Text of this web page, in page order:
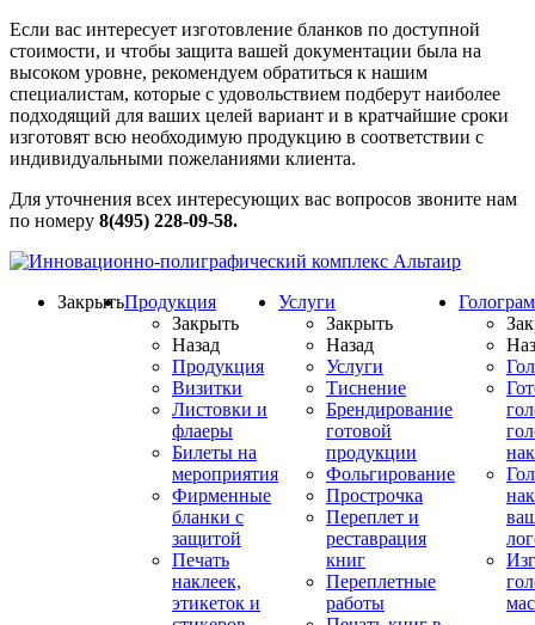
Если вас интересует изготовление бланков по доступной
стоимости, и чтобы защита вашей документации была на
высоком уровне, рекомендуем обратиться к нашим
специалистам, которые с удовольствием подберут наиболее
подходящий для ваших целей вариант и в кратчайшие сроки
изготовят всю необходимую продукцию в соответствии с
индивидуальными пожеланиями клиента.
Для уточнения всех интересующих вас вопросов звоните нам
по номеру 8(495) 228-09-58.
ЗакрытьПродукция
Закрыть
Назад
Продукция
Визитки
Листовки и
флаеры
Билеты на
мероприятия
Фирменные
бланки с
защитой
Печать
наклеек,
этикеток и
Услуги
Закрыть
Назад
Услуги
Тиснение
Брендирование
готовой
продукции
Фольгирование
Прострочка
Переплет и
реставрация
книг
Переплетные
работы